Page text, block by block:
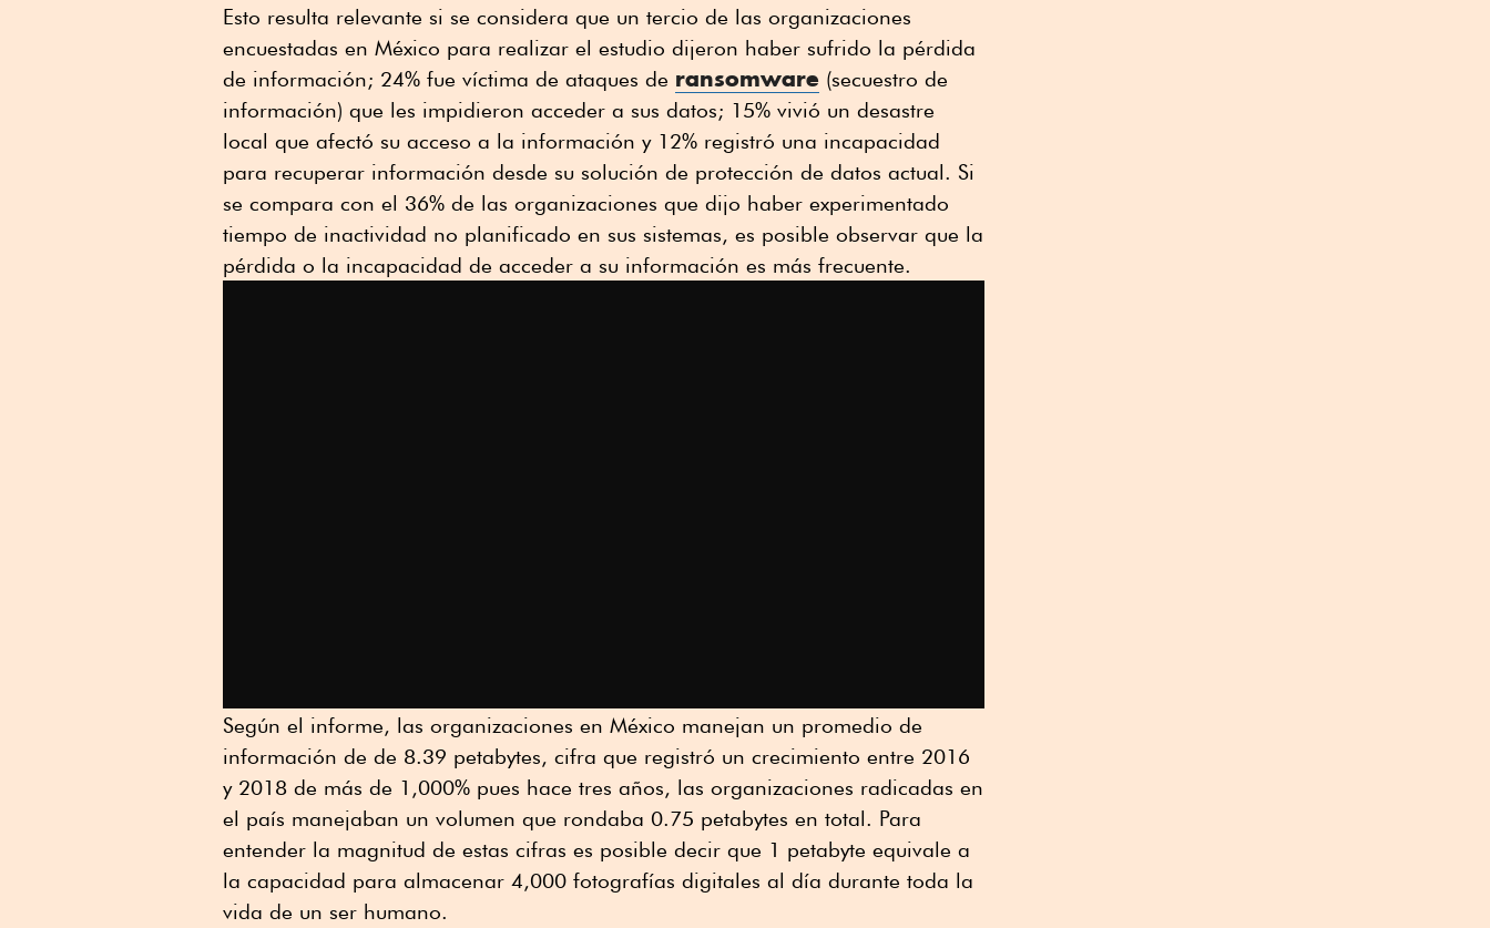
Esto resulta relevante si se considera que un tercio de las organizaciones
encuestadas en México para realizar el estudio dijeron haber sufrido la pérdida
de información; 24% fue víctima de ataques de ransomware (secuestro de
información) que les impidieron acceder a sus datos; 15% vivió un desastre
local que afectó su acceso a la información y 12% registró una incapacidad
para recuperar información desde su solución de protección de datos actual. Si
se compara con el 36% de las organizaciones que dijo haber experimentado
tiempo de inactividad no planificado en sus sistemas, es posible observar que la
pérdida o la incapacidad de acceder a su información es más frecuente.
Según el informe, las organizaciones en México manejan un promedio de
información de de 8.39 petabytes, cifra que registró un crecimiento entre 2016
y 2018 de más de 1,000% pues hace tres años, las organizaciones radicadas en
el país manejaban un volumen que rondaba 0.75 petabytes en total. Para
entender la magnitud de estas cifras es posible decir que 1 petabyte equivale a
la capacidad para almacenar 4,000 fotografías digitales al día durante toda la
vida de un ser humano.